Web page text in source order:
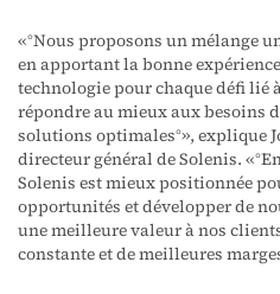
« ° Nous proposons un mélange
en apportant la bonne
technologie pour chaque défi lié
répondre au mieux aux besoins
solutions optimales°», explique
directeur général de Solenis. « °
Solenis est mieux positionnée
opportunités et développer de
une meilleure valeur à nos
constante et de meilleures